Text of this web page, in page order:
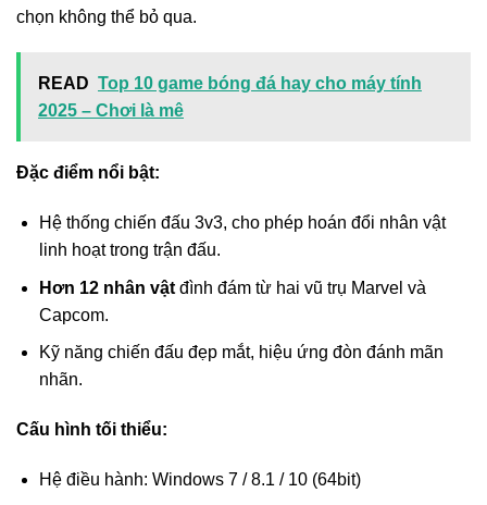
chọn không thể bỏ qua.
READ Top 10 game bóng đá hay cho máy tính
2025 – Chơi là mê
Đặc điểm nổi bật:
Hệ thống chiến đấu 3v3, cho phép hoán đổi nhân vật
linh hoạt trong trận đấu.
Hơn 12 nhân vậtđình đám từ hai vũ trụ Marvel và
Capcom.
Kỹ năng chiến đấu đẹp mắt, hiệu ứng đòn đánh mãn
nhãn.
Cấu hình tối thiểu:
Hệ điều hành: Windows 7 / 8.1 / 10 (64bit)